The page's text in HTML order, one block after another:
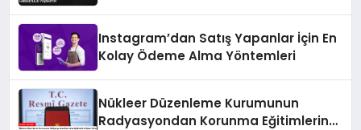
Instagram’dan Satış Yapanlar İçin En
Kolay Ödeme Alma Yöntemleri
Nükleer Düzenleme Kurumunun
Radyasyondan Korunma Eğitimlerine